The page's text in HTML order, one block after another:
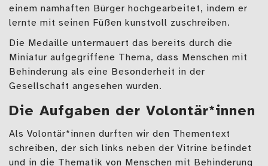
einem namhaften Bürger hochgearbeitet, indem er
lernte mit seinen Füßen kunstvoll zuschreiben.
Die Medaille untermauert das bereits durch die
Miniatur aufgegriffene Thema, dass Menschen mit
Behinderung als eine Besonderheit in der
Gesellschaft angesehen wurden.
Die Aufgaben der Volontär*innen
Als Volontär*innen durften wir den Thementext
schreiben, der sich links neben der Vitrine befindet
und in die Thematik von Menschen mit Behinderung